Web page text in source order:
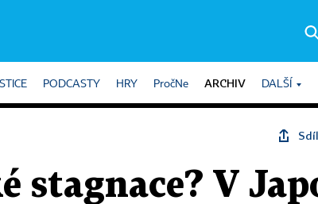
PODCASTY HRY PročNe ARCHIV DALŠÍ
stagnace? V